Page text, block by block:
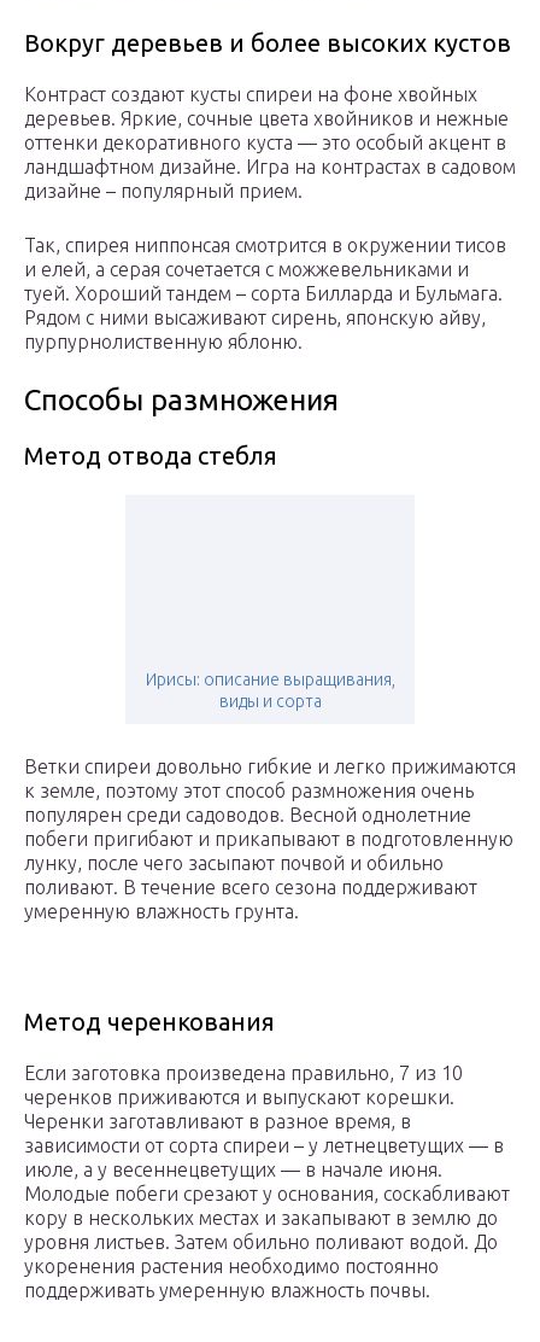
Вокруг деревьев и более высоких кустов
Контраст создают кусты спиреи на фоне хвойных
деревьев. Яркие, сочные цвета хвойников и нежные
оттенки декоративного куста — это особый акцент в
ландшафтном дизайне. Игра на контрастах в садовом
дизайне – популярный прием.
Так, спирея ниппонсая смотрится в окружении тисов
и елей, а серая сочетается с можжевельниками и
туей. Хороший тандем – сорта Билларда и Бульмага.
Рядом с ними высаживают сирень, японскую айву,
пурпурнолиственную яблоню.
Способы размножения
Метод отвода стебля
Ирисы: описание выращивания,
виды и сорта
Ветки спиреи довольно гибкие и легко прижимаются
к земле, поэтому этот способ размножения очень
популярен среди садоводов. Весной однолетние
побеги пригибают и прикапывают в подготовленную
лунку, после чего засыпают почвой и обильно
поливают. В течение всего сезона поддерживают
умеренную влажность грунта.
Метод черенкования
Если заготовка произведена правильно, 7 из 10
черенков приживаются и выпускают корешки.
Черенки заготавливают в разное время, в
зависимости от сорта спиреи – у летнецветущих — в
июле, а у весеннецветущих — в начале июня.
Молодые побеги срезают у основания, соскабливают
кору в нескольких местах и закапывают в землю до
уровня листьев. Затем обильно поливают водой. До
укоренения растения необходимо постоянно
поддерживать умеренную влажность почвы.